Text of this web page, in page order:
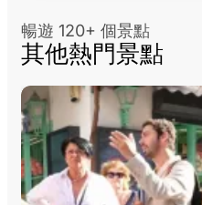
暢遊 120+ 個景點
其他熱門景點